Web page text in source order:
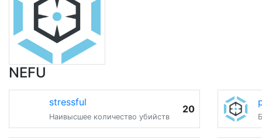
NEFU
stressful
Наивысшее количество убийств
20